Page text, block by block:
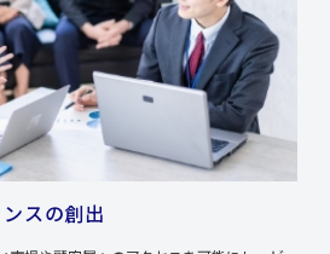
スの創出